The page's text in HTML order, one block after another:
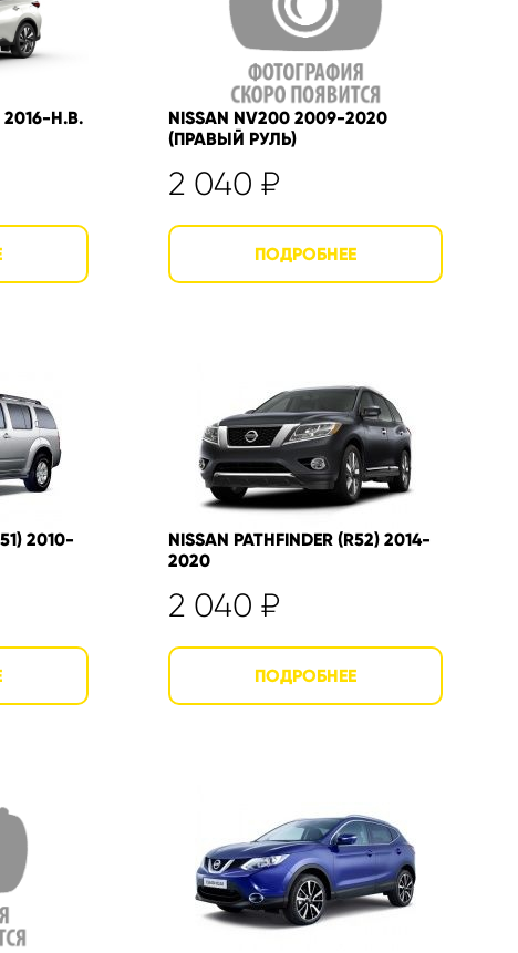
2016-Н.В.
NISSAN NV200 2009-2020
(ПРАВЫЙ РУЛЬ)
2 040 ₽
2010-
NISSAN PATHFINDER (R52) 2014-
2020
2 040 ₽